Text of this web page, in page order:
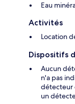
Eau
Activités
Location
Dispositifs
Aucun
n'a pas
détecteur
un